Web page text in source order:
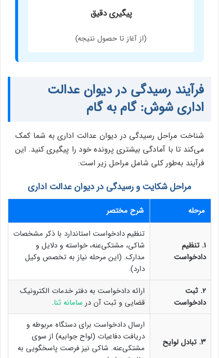
پیگیری دقیق
(از آغاز تا حصول نتیجه)
فرآیند رسیدگی در دیوان عدالت
اداری شوش: گام به گام
شناخت مراحل رسیدگی در دیوان عدالت اداری به شما کمک
می‌کند تا با آمادگی بیشتری پرونده خود را پیگیری کنید. این
فرآیند به‌طور کلی شامل مراحل زیر است:
مراحل شکایت و رسیدگی در دیوان عدالت اداری
مرحله شرح مختصر
۱. تنظیم
دادخواست
تنظیم دادخواست استاندارد با ذکر مشخصات
شاکی، مشتکی‌عنه، خواسته و دلایل و
مدارک. (این مرحله نیاز به تخصص وکیل
دارد).
۲. ثبت
دادخواست
ارائه دادخواست به دفتر خدمات الکترونیک
قضایی و ثبت آن در سامانه ثنا.
۳. تبادل لوایح
ارسال دادخواست برای دستگاه مربوطه و
دریافت دفاعیات (لواح جوابیه) از سوی
مشتکی‌عنه. شاکی نیز فرصت پاسخگویی به